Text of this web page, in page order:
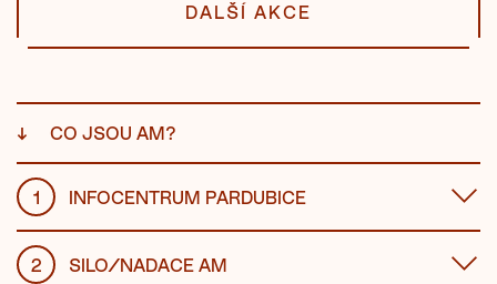
DALŠÍ AKCE
↓ CO JSOU AM?
1 INFOCENTRUM PARDUBICE
2 SILO/NADACE AM